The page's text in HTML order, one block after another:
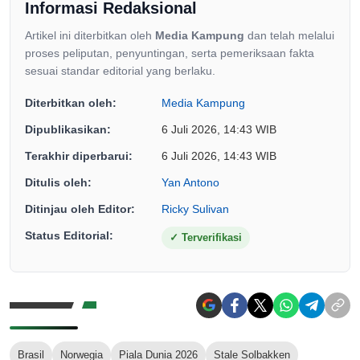
Informasi Redaksional
Artikel ini diterbitkan oleh Media Kampung dan telah melalui
proses peliputan, penyuntingan, serta pemeriksaan fakta
sesuai standar editorial yang berlaku.
Diterbitkan oleh: Media Kampung
Dipublikasikan: 6 Juli 2026, 14:43 WIB
Terakhir diperbarui: 6 Juli 2026, 14:43 WIB
Ditulis oleh: Yan Antono
Ditinjau oleh Editor: Ricky Sulivan
Status Editorial: ✓ Terverifikasi
Brasil Norwegia Piala Dunia 2026 Stale Solbakken